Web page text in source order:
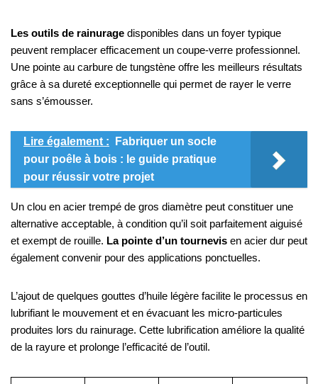
Les outils de rainurage disponibles dans un foyer typique
peuvent remplacer efficacement un coupe-verre professionnel.
Une pointe au carbure de tungstène offre les meilleurs résultats
grâce à sa dureté exceptionnelle qui permet de rayer le verre
sans s’émousser.
Lire également :
Fabriquer un socle
pour poêle à bois : le guide pratique
pour réussir votre projet
Un clou en acier trempé de gros diamètre peut constituer une
alternative acceptable, à condition qu’il soit parfaitement aiguisé
et exempt de rouille. La pointe d’un tournevis en acier dur peut
également convenir pour des applications ponctuelles.
L’ajout de quelques gouttes d’huile légère facilite le processus en
lubrifiant le mouvement et en évacuant les micro-particules
produites lors du rainurage. Cette lubrification améliore la qualité
de la rayure et prolonge l’efficacité de l’outil.